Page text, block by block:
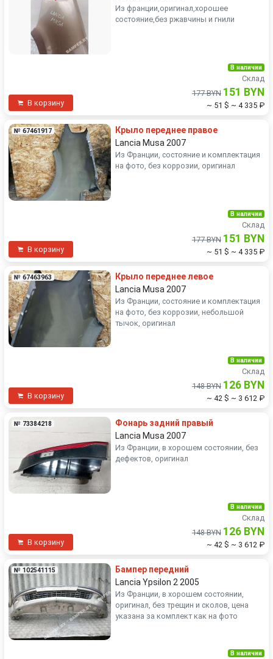
Из франции,оригинал,хорошее
состояние,без ржавчины и гнили
В корзину
В наличии
Склад
177 BYN 151 BYN
~ 51 $ ~ 4 335 ₽
№ 67461917
Крыло переднее правое
Lancia Musa 2007
Из Франции, состояние и комплектация
на фото, без коррозии, оригинал
В корзину
В наличии
Склад
177 BYN 151 BYN
~ 51 $ ~ 4 335 ₽
№ 67463963
Крыло переднее левое
Lancia Musa 2007
Из Франции, состояние и комплектация
на фото, без коррозии, небольшой
тычок, оригинал
В корзину
В наличии
Склад
148 BYN 126 BYN
~ 42 $ ~ 3 612 ₽
№ 73384218
Фонарь задний правый
Lancia Musa 2007
Из Франции, в хорошем состоянии, без
дефектов, оригинал
В корзину
В наличии
Склад
148 BYN 126 BYN
~ 42 $ ~ 3 612 ₽
№ 102541115
Бампер передний
Lancia Ypsilon 2 2005
Из Франции, в хорошем состоянии,
оригинал, без трещин и сколов, цена
указана за комплект как на фото
В наличии